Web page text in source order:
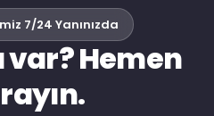
7/24 Yanınızda
Hemen